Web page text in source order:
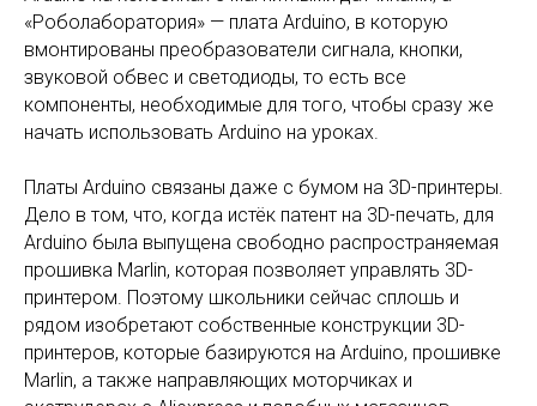
«Роболаборатория» — плата Arduino, в которую
вмонтированы преобразователи сигнала, кнопки,
звуковой обвес и светодиоды, то есть все
компоненты, необходимые для того, чтобы сразу же
начать использовать Arduino на уроках.
Платы Arduino связаны даже с бумом на 3D-принтеры.
Дело в том, что, когда истёк патент на 3D-печать, для
Arduino была выпущена свободно распространяемая
прошивка Marlin, которая позволяет управлять 3D-
принтером. Поэтому школьники сейчас сплошь и
рядом изобретают собственные конструкции 3D-
принтеров, которые базируются на Arduino, прошивке
Marlin, а также направляющих моторчиках и